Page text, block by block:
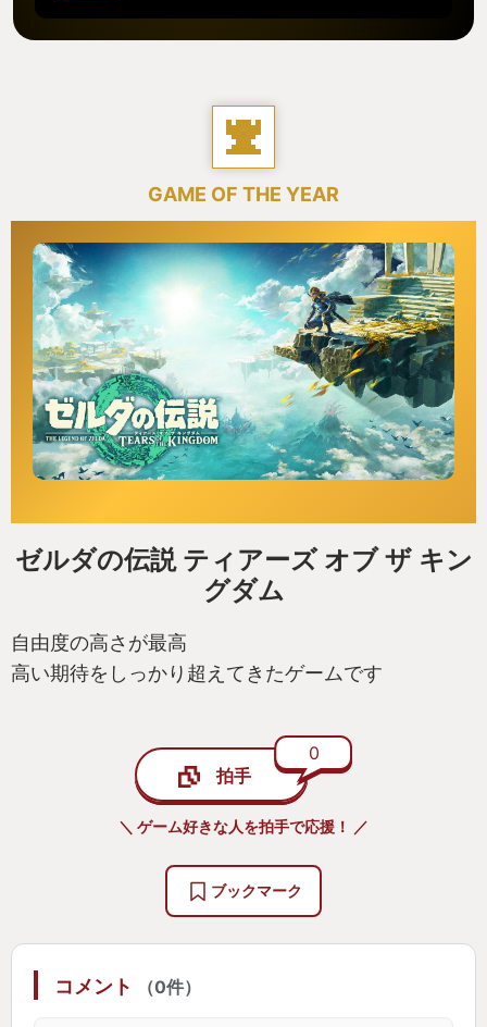
GAME OF THE YEAR
ゼルダの伝説 ティアーズ オブ ザ キン
グダム
自由度の高さが最高
高い期待をしっかり超えてきたゲームです
拍手
0
＼ ゲーム好きな人を拍手で応援！ ／
ブックマーク
コメント （0件）